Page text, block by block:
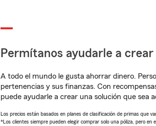
Permítanos ayudarle a
A todo el mundo le gusta ahorrar dinero.
pertenencias y sus finanzas. Con
puede ayudarle a crear una solución que sea
Los precios están basados en planes de clasificación de primas que
*Los clientes siempre pueden elegir comprar solo una póliza, pero en